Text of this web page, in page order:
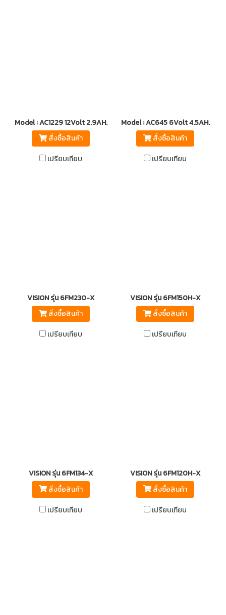
Model : AC1229 12Volt 2.9AH.
สั่งซื้อสินค้า
เปรียบเทียบ
Model : AC645 6Volt 4.5AH.
สั่งซื้อสินค้า
เปรียบเทียบ
VISION รุ่น 6FM230-X
สั่งซื้อสินค้า
เปรียบเทียบ
VISION รุ่น 6FM150H-X
สั่งซื้อสินค้า
เปรียบเทียบ
VISION รุ่น 6FM134-X
สั่งซื้อสินค้า
เปรียบเทียบ
VISION รุ่น 6FM120H-X
สั่งซื้อสินค้า
เปรียบเทียบ